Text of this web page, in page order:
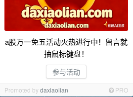
a股万一免五活动火热进行中！留言就
抽鼠标键盘！
参与活动
Promoted bydaxiaolian PRO